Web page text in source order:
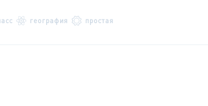
география простая